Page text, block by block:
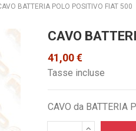
BATTERIA POLO POSITIVO FIAT 500
CAVO
41,00 €
Tasse incluse
CAVO da BATTERIA